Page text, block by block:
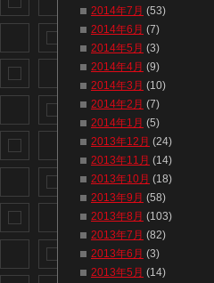
2014年7月 (53)
2014年6月 (7)
2014年5月 (3)
2014年4月 (9)
2014年3月 (10)
2014年2月 (7)
2014年1月 (5)
2013年12月 (24)
2013年11月 (14)
2013年10月 (18)
2013年9月 (58)
2013年8月 (103)
2013年7月 (82)
2013年6月 (3)
2013年5月 (14)